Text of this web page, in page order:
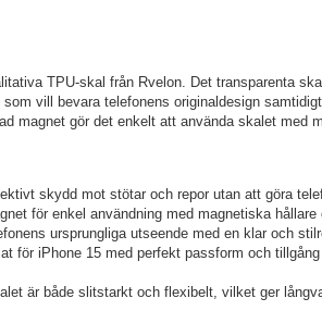
TPU-skal från Rvelon. Det transparenta
vill bevara telefonens originaldesign
magnet gör det enkelt att använda skalet med
skydd mot stötar och repor utan att göra
för enkel användning med magnetiska hållare
ursprungliga utseende med en klar och
för iPhone 15 med perfekt passform och
är både slitstarkt och flexibelt, vilket ger